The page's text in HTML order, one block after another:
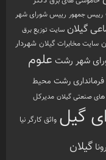
رییس جمهور رییس شورای شهر
گیلان سایت توزیع برق
سایت مخابرات گیلان شهردار
شهر رشت علوم
فرمانداری رشت محیط
صنعتی گیلان مدیرکل
گیل واثق کارگر نیا
گیلان